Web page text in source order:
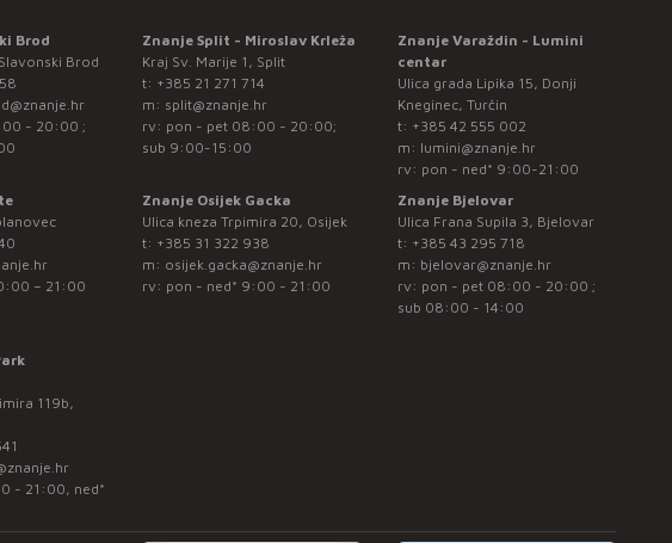
Brod
Brod
- 20:00 ;
Znanje Split - Miroslav Krleža
Kraj Sv. Marije 1, Split
t: +385 21 271 714
m: split@znanje.hr
rv: pon - pet 08:00 - 20:00;
sub 9:00-15:00
Znanje Varaždin - Lumini
centar
Ulica grada Lipika 15, Donji
Kneginec, Turčin
t: +385 42 555 002
m: lumini@znanje.hr
rv: pon - ned* 9:00-21:00
– 21:00
Znanje Osijek Gacka
Ulica kneza Trpimira 20, Osijek
t: +385 31 322 938
m: osijek.gacka@znanje.hr
rv: pon - ned* 9:00 - 21:00
Znanje Bjelovar
Ulica Frana Supila 3, Bjelovar
t: +385 43 295 718
m: bjelovar@znanje.hr
rv: pon - pet 08:00 - 20:00 ;
sub 08:00 - 14:00
119b,
- 21:00, ned*